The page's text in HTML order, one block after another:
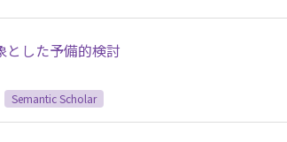
とした予備的検討
Semantic Scholar